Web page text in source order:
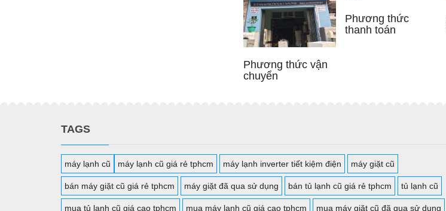
Phương thức vận
chuyển
Phương thức
thanh toán
TAGS
máy lạnh cũ máy lạnh cũ giá rẻ tphcm máy lạnh inverter tiết kiệm điện máy giặt cũ
bán máy giặt cũ giá rẻ tphcm máy giặt đã qua sử dụng bán tủ lạnh cũ giá rẻ tphcm tủ lạnh cũ
mua tủ lạnh cũ giá cao tphcm mua máy lạnh cũ giá cao tphcm mua máy giặt cũ đã qua sử dụng